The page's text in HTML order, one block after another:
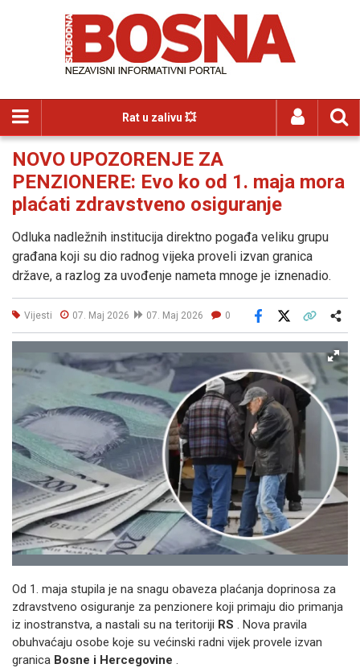
Rat u zalivu 💥
NOVO UPOZORENJE ZA
PENZIONERE: Evo ko od 1. maja mora
plaćati zdravstveno osiguranje
Odluka nadležnih institucija direktno pogađa veliku grupu
građana koji su dio radnog vijeka proveli izvan granica
države, a razlog za uvođenje nameta mnoge je iznenadio.
Vijesti 07. Maj 2026 07. Maj 2026 0
Facebook
Od 1. maja stupila je na snagu obaveza plaćanja doprinosa za
zdravstveno osiguranje za penzionere koji primaju dio primanja
iz inostranstva, a nastali su na teritoriji RS . Nova pravila
obuhvaćaju osobe koje su većinski radni vijek provele izvan
granica Bosne i Hercegovine .